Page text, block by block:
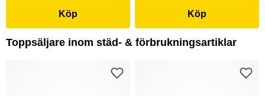
Köp Köp
Toppsäljare inom städ- & förbrukningsartiklar